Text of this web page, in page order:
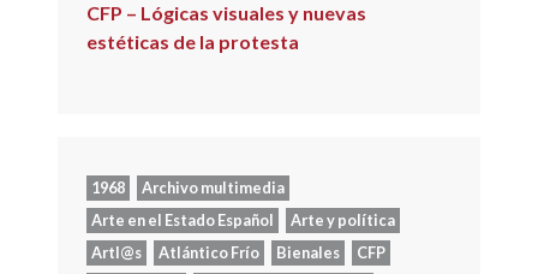
CFP – Lógicas visuales y nuevas
estéticas de la protesta
1968
Archivo multimedia
Arte en el Estado Español
Arte y política
Artl@s
Atlántico Frío Bienales
CFP